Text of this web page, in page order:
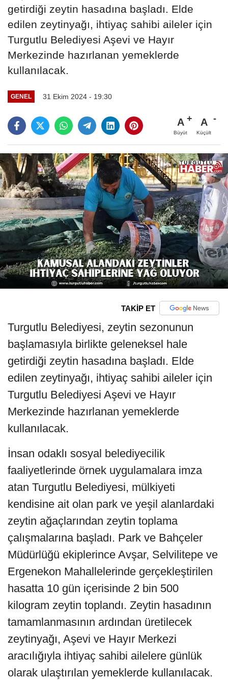
getirdiği zeytin hasadına başladı. Elde
edilen zeytinyağı, ihtiyaç sahibi aileler için
Turgutlu Belediyesi Aşevi ve Hayır
Merkezinde hazırlanan yemeklerde
kullanılacak.
GENEL 31 Ekim 2024 - 19:30
A
Büyüt
A
Küçült
TAKİP ET
Turgutlu Belediyesi, zeytin sezonunun
başlamasıyla birlikte geleneksel hale
getirdiği zeytin hasadına başladı. Elde
edilen zeytinyağı, ihtiyaç sahibi aileler için
Turgutlu Belediyesi Aşevi ve Hayır
Merkezinde hazırlanan yemeklerde
kullanılacak.
İnsan odaklı sosyal belediyecilik
faaliyetlerinde örnek uygulamalara imza
atan Turgutlu Belediyesi, mülkiyeti
kendisine ait olan park ve yeşil alanlardaki
zeytin ağaçlarından zeytin toplama
çalışmalarına başladı. Park ve Bahçeler
Müdürlüğü ekiplerince Avşar, Selvilitepe ve
Ergenekon Mahallelerinde gerçekleştirilen
hasatta 10 gün içerisinde 2 bin 500
kilogram zeytin toplandı. Zeytin hasadının
tamamlanmasının ardından üretilecek
zeytinyağı, Aşevi ve Hayır Merkezi
aracılığıyla ihtiyaç sahibi ailelere günlük
olarak ulaştırılan yemeklerde kullanılacak.